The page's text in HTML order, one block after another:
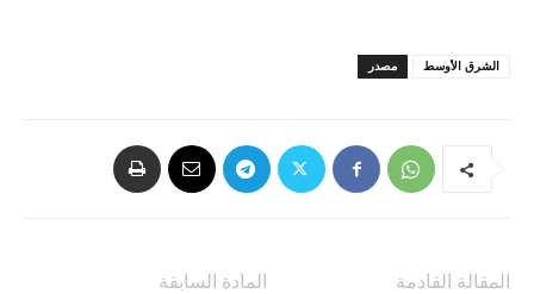
مصدر الشرق الأوسط
المادة السابقة
المقالة القادمة